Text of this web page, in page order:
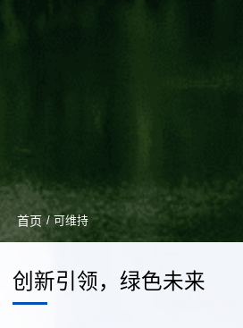
首页 / 可维持
创新引领，绿色未来